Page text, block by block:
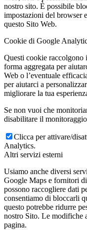
nostro sito. È possibile
impostazioni del browser
questo Sito Web.
Cookie di Google
Questi cookie
forma aggregata per
Web o l’eventuale
per aiutarci a
migliorare la tua
Se non vuoi che
disabilitare il
Clicca per attivare/
Analytics.
Altri servizi esterni
Usiamo anche diversi
Google Maps e fornitori
possono raccogliere dati
consentiamo di bloccarli
questo potrebbe ridurre
nostro Sito. Le modifiche
pagina.